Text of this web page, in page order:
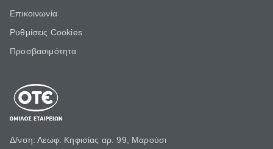
Επικοινωνία
Ρυθμίσεις Cookies
Προσβασιμότητα
Δ/νση: Λεωφ. Κηφισίας αρ. 99, Μαρούσι